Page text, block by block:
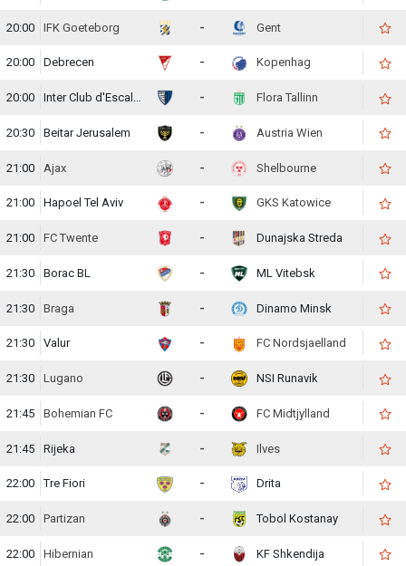
20:00 IFK Goeteborg - Gent
20:00 Debrecen - Kopenhag
20:00 Inter Club d'Escaldes - Flora Tallinn
20:30 Beitar Jerusalem - Austria Wien
21:00 Ajax - Shelbourne
21:00 Hapoel Tel Aviv - GKS Katowice
21:00 FC Twente - Dunajska Streda
21:30 Borac BL - ML Vitebsk
21:30 Braga - Dinamo Minsk
21:30 Valur - FC Nordsjaelland
21:30 Lugano - NSI Runavik
21:45 Bohemian FC - FC Midtjylland
21:45 Rijeka - Ilves
22:00 Tre Fiori - Drita
22:00 Partizan - Tobol Kostanay
22:00 Hibernian - KF Shkendija